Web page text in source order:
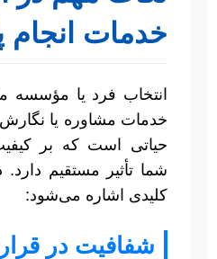
خدمات انجام
انتخاب فرد یا مؤسسه
خدمات مشاوره یا نگارش
حیاتی است که بر
شما تأثیر مستقیم دارد.
کلیدی اشاره می‌شود:
شفافیت در